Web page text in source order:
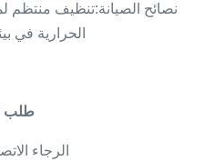
نصائح الصيانة:تنظيف منتظم
الحرارية في
طلب
الرجاء